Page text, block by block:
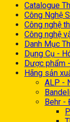
Catalogue
Công Nghệ
Công nghệ
Công nghệ
Danh Mục
Dụng Cụ -
Dược phẩm
Hãng sản
ALP -
Behr -